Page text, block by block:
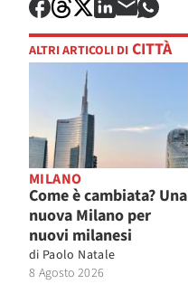
ALTRI ARTICOLI DI CITTÀ
MILANO
Come è cambiata? Una
nuova Milano per
nuovi milanesi
di Paolo Natale
8 Agosto 2026